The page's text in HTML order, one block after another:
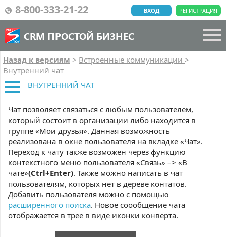
8-800-333-21-22 РЕГИСТРАЦИЯ
ВХОД
CRM ПРОСТОЙ БИЗНЕС
Назад к версиям > Встроенные коммуникации >
Внутренний чат
ВНУТРЕННИЙ ЧАТ
Чат позволяет связаться с любым пользователем,
который состоит в организации либо находится в
группе «Мои друзья». Данная возможность
реализована в окне пользователя на вкладке «Чат».
Переход к чату также возможен через функцию
контекстного меню пользователя «Связь» –> «В
чате»(Ctrl+Enter). Также можно написать в чат
пользователям, которых нет в дереве контатов.
Добавить пользователя можно с помощью
расширенного поиска. Новое соообщение чата
отображается в трее в виде иконки конверта.